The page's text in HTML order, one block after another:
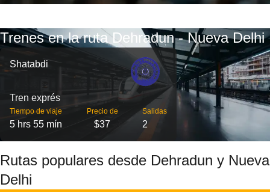
Trenes en la ruta Dehradun - Nueva Delhi
Shatabdi
Tren exprés
Tiempo de viaje
5 hrs 55 mín
Precio de
$37
Salidas
2
Rutas populares desde Dehradun y Nueva
Delhi